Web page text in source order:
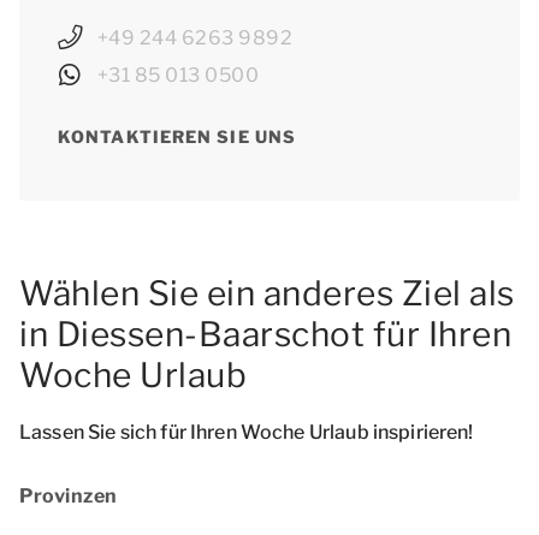
+49 244 6263 9892
+31 85 013 0500
KONTAKTIEREN SIE UNS
Wählen Sie ein anderes Ziel als
in Diessen-Baarschot für Ihren
Woche Urlaub
Lassen Sie sich für Ihren Woche Urlaub inspirieren!
Provinzen